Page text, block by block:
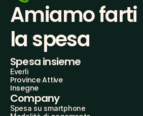
Amiamo farti
la spesa
Spesa insieme
Everli
Province Attive
Insegne
Company
Spesa su smartphone